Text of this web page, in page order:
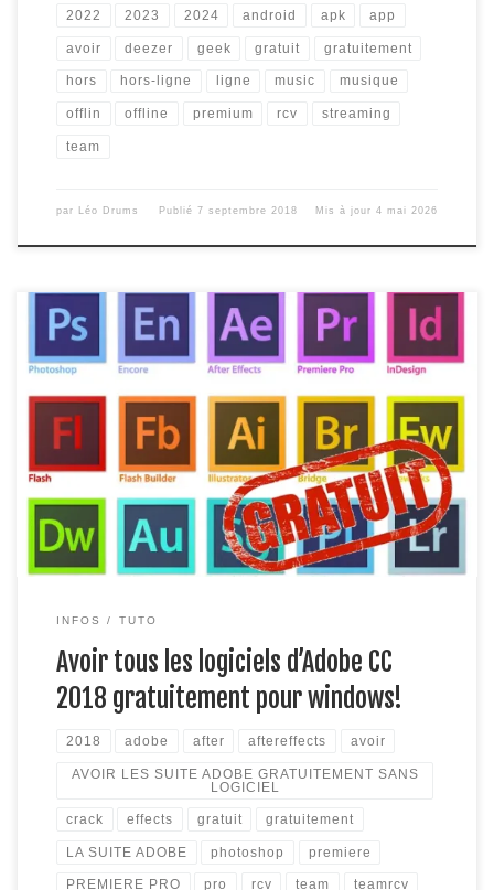
2022 2023 2024 android apk app
avoir deezer geek gratuit gratuitement
hors hors-ligne ligne music musique
offlin offline premium rcv streaming
team
par Léo Drums Publié7 septembre 2018 Mis à jour4 mai 2026
Vous rêvez de posséder tous les logiciels d’Adobe
gratuitement ? C’est à dire Photoshop, Première pro, After
Effects, Dreamweaver… en version CC2018 !!! Grâce à cet
article vous le pourrez désormais ! (crack) version mac : ici
Étape 1: Téléchargez ce dossier: ici qui permettra de cracker
tous les logiciels […]
INFOS TUTO
Avoir tous les logiciels d’Adobe CC
2018 gratuitement pour windows!
2018 adobe after aftereffects avoir
AVOIR LES SUITE ADOBE GRATUITEMENT SANS
LOGICIEL
crack effects gratuit gratuitement
LA SUITE ADOBE photoshop premiere
PREMIERE PRO pro rcv team teamrcv